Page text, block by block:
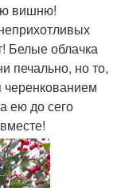
вишню!
Белые облачка
печально, но то,
ею до сего